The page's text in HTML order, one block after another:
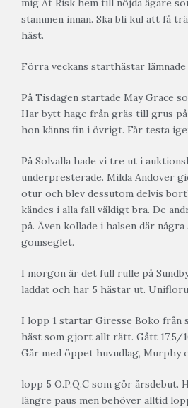
mig At Risk hem till nöjda ägare
stammen innan. Ska bli kul att få
häst.
Förra veckans starthästar
På Tisdagen startade May Grace
Har bytt hage från gräs till grus på
hon känns fin i övrigt. Får testa
På Solvalla hade vi tre ut i
underpresterade. Milda Andover
otur och blev dessutom delvis
kändes i alla fall väldigt bra. De
på. Även kollade i halsen där
gomseglet.
I morgon är det full rulle på
laddat och har 5 hästar ut.
I lopp 1 startar Giresse Boko från
häst som gjort allt rätt. Gått 17,5/
Går med öppet huvudlag, Murphy
lopp 5 O.P.Q.C som gör årsdebut.
längre paus men behöver alltid